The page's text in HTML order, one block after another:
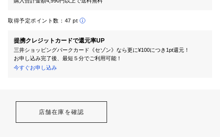
取得予定ポイント数： 47 pt
提携クレジットカードで還元率UP
三井ショッピングパークカード《セゾン》なら更に¥100につき1pt還元！
お申し込み完了後、最短５分でご利用可能！
今すぐお申し込み
店舗在庫を確認